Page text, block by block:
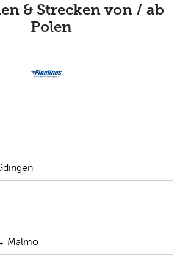
& Strecken von / ab
Polen
Malmö